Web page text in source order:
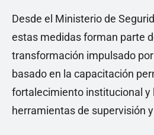
Desde el Ministerio de
estas medidas forman parte
transformación impulsado
basado en la capacitación
fortalecimiento institucional y
herramientas de supervisión